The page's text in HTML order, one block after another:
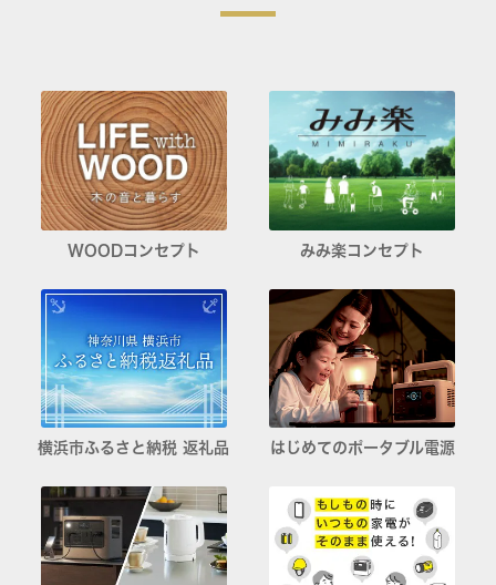
WOODコンセプト みみ楽コンセプト
横浜市ふるさと納税 返礼品 はじめてのポータブル電源